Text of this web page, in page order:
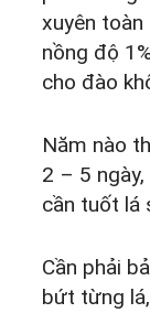
xuyên toàn
nồng độ
cho đào
Năm nào
2 – 5
cần tuốt lá
Cần phải
bứt từng